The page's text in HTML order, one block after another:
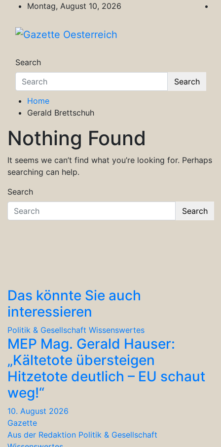
content
Montag, August 10, 2026
Search
Search
Home
Gerald Brettschuh
Nothing Found
It seems we can’t find what you’re looking for. Perhaps
searching can help.
Search
Search
Das könnte Sie auch
interessieren
Politik & Gesellschaft Wissenswertes
MEP Mag. Gerald Hauser:
„Kältetote übersteigen
Hitzetote deutlich – EU schaut
weg!“
10. August 2026
Gazette
Aus der Redaktion Politik & Gesellschaft